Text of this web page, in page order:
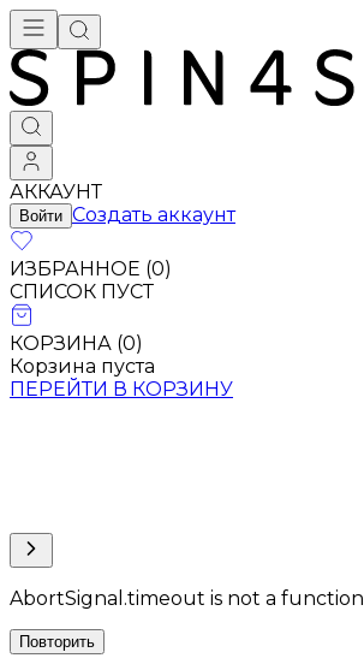
АККАУНТ
Войти Создать аккаунт
ИЗБРАННОЕ (0)
СПИСОК ПУСТ
КОРЗИНА (0)
Корзина пуста
ПЕРЕЙТИ В КОРЗИНУ
AbortSignal.timeout is not a function
Повторить